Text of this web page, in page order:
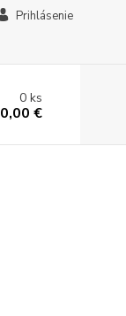
Prihlásenie
0ks
0,00 €